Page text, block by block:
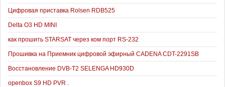
Цифровая приставка Rolsen RDB525
Delta O3 HD MINI
как прошить STARSAT через ком порт RS-232
Прошивка на Приемник цифровой эфирный CADENA CDT-2291SB
Восстановление DVB-T2 SELENGA HD930D
openbox S9 HD PVR .